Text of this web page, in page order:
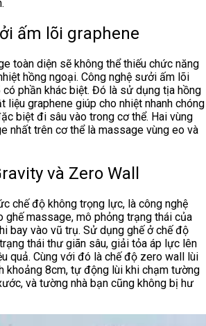
ấm lõi graphene
toàn diện sẽ không thể thiếu chức năng
hồng ngoại. Công nghệ sưởi ấm lõi
phần khác biệt. Đó là sử dụng tịa hồng
liệu graphene giúp cho nhiệt nhanh chóng
biệt đi sâu vào trong cơ thể. Hai vùng
nhất trên cơ thể là massage vùng eo và
và Zero Wall
chế độ không trọng lực, là công nghệ
massage, mô phỏng trạng thái của
bay vào vũ trụ. Sử dụng ghế ở chế độ
thái thư giãn sâu, giải tỏa áp lực lên
quả. Cùng với đó là chế độ zero wall lùi
khoảng 8cm, tự động lùi khi chạm tường
và tường nhà bạn cũng không bị hư